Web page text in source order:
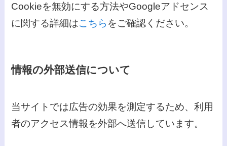
Cookieを無効にする方法やGoogleアドセンス
に関する詳細はこちら をご確認ください。
情報の外部送信について
当サイトでは広告の効果を測定するため、利用
者のアクセス情報を外部へ送信しています。